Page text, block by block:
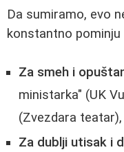
Da sumiramo, evo
konstantno
Za smeh i
ministarka" (UK
(Zvezdara
Za dublji utisak i